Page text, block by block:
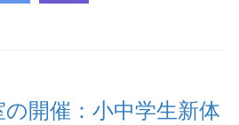
開催：小中学生新体